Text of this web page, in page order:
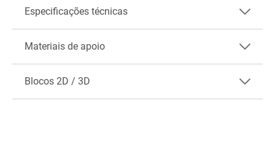
Especificações técnicas
Materiais de apoio
Blocos 2D / 3D